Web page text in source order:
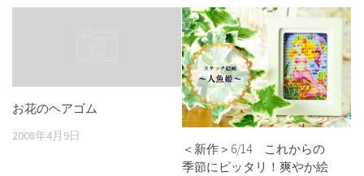
お花のヘアゴム
2008年4月9日
＜新作＞6/14 これからの
季節にピッタリ！爽やか絵